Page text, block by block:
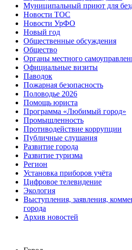
Муниципальный приют для
Новости ТОС
Новости УрФО
Новый год
Общественные обсуждения
Общество
Органы местного
Официальные визиты
Паводок
Пожарная безопасность
Половодье 2026
Помощь юриста
Программа «Любимый город»
Промышленность
Противодействие коррупции
Публичные слушания
Развитие города
Развитие туризма
Регион
Установка приборов учёта
Цифровое телевидение
Экология
Выступления, заявления,
города
Архив новостей